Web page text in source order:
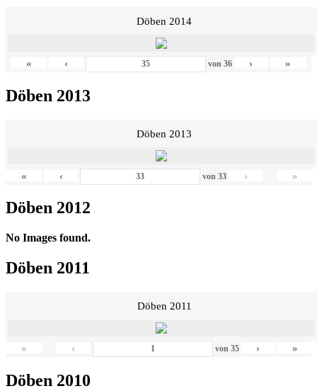
Döben 2014
« ‹ von 36 › »
Döben 2013
Döben 2013
« ‹ von33 › »
Döben 2012
No Images found.
Döben 2011
Döben 2011
« ‹ von 35 › »
Döben 2010